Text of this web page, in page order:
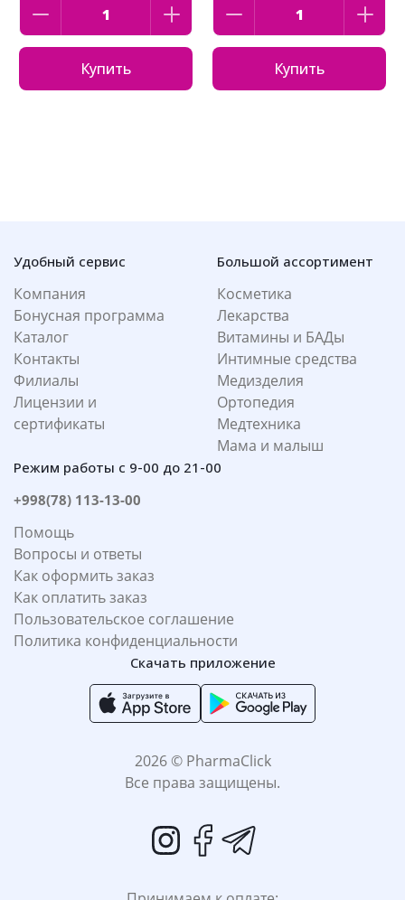
Купить Купить
Удобный сервис
Компания
Бонусная программа
Каталог
Контакты
Филиалы
Лицензии и
сертификаты
Большой ассортимент
Косметика
Лекарства
Витамины и БАДы
Интимные средства
Медизделия
Ортопедия
Медтехника
Мама и малыш
Режим работы с 9-00 до 21-00
+998(78) 113-13-00
Помощь
Вопросы и ответы
Как оформить заказ
Как оплатить заказ
Пользовательское соглашение
Политика конфиденциальности
Скачать приложение
2026 © PharmaClick
Все права защищены.